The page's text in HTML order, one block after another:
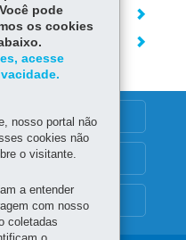
pode
os cookies
acesse
nosso portal não
cookies não
o visitante.
a entender
com nosso
coletadas